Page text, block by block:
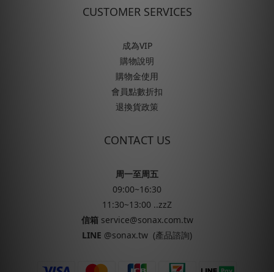
CUSTOMER SERVICES
成為VIP
購物說明
購物金使用
會員點數折扣
退換貨政策
CONTACT US
周一至周五
09:00~16:30
11:30~13:00 ..zzZ
信箱service@sonax.com.tw
LINE @sonax.tw (產品諮詢)